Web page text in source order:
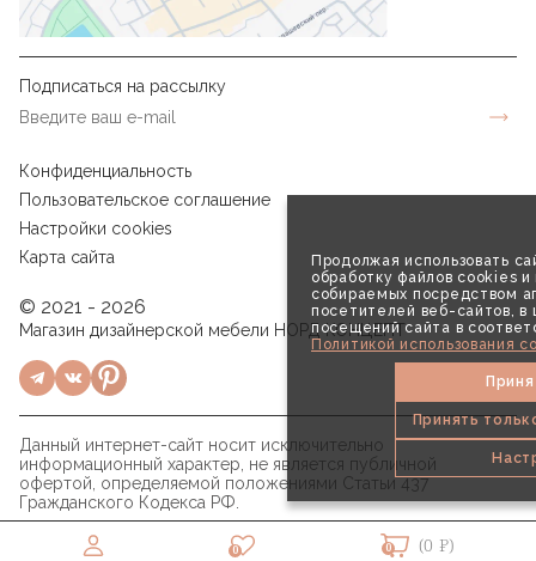
Продолжая использовать
обработку файлов cookies и
собираемых посредством
посетителей веб-сайтов, в
посещений сайта в
Политикой использования
Принять
0 0 (0 ₽)
Подписаться на рассылку
Конфиденциальность
Пользовательское соглашение
Настройки cookies
Карта сайта
© 2021 - 2026
Магазин дизайнерской мебели НОРД КОНЦЕПТ
Данный интернет-сайт носит исключительно
информационный характер, не является публичной
офертой, определяемой положениями Статьи 437
Гражданского Кодекса РФ.